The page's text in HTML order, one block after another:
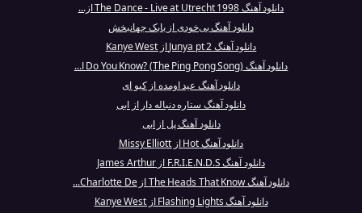
دانلود آهنگ The Dance - Live at Utrecht 1998 از...
دانلود آهنگ بی‌خودی از بابک جهانبخش
دانلود آهنگ Junya pt 2 از Kanye West
دانلود آهنگ Do You Know? (The Ping Pong Song) ا...
دانلود آهنگ عید اومده از کیو ای
دانلود آهنگ ستاره دنباله دار از ابی
دانلود آهنگ پل از ابی
دانلود آهنگ Hot از Missy Elliott
دانلود آهنگ F.R.I.E.N.D.S از James Arthur
دانلود آهنگ The Heads That Know از Charlotte De...
دانلود آهنگ Flashing Lights از Kanye West